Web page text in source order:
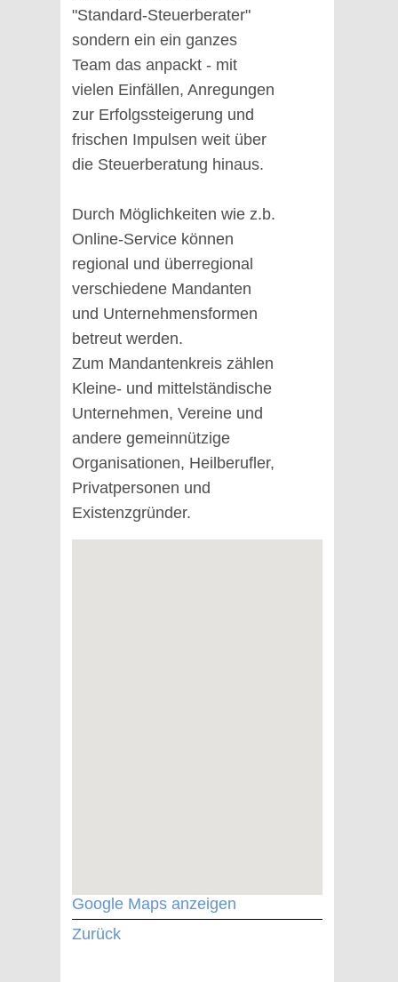
"Standard-Steuerberater"
sondern ein ein ganzes
Team das anpackt - mit
vielen Einfällen, Anregungen
zur Erfolgssteigerung und
frischen Impulsen weit über
die Steuerberatung hinaus.
Durch Möglichkeiten wie z.b.
Online-Service können
regional und überregional
verschiedene Mandanten
und Unternehmensformen
betreut werden.
Zum Mandantenkreis zählen
Kleine- und mittelständische
Unternehmen, Vereine und
andere gemeinnützige
Organisationen, Heilberufler,
Privatpersonen und
Existenzgründer.
Google Maps anzeigen
Zurück